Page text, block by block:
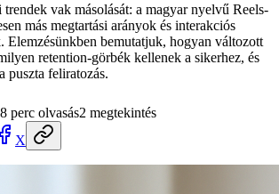
vak másolását: a magyar nyelvű Reels-
más megtartási arányok és interakciós
Elemzésünkben bemutatjuk, hogyan változott
retention-görbék kellenek a sikerhez, és
puszta feliratozás.
8 perc olvasás2 megtekintés
X